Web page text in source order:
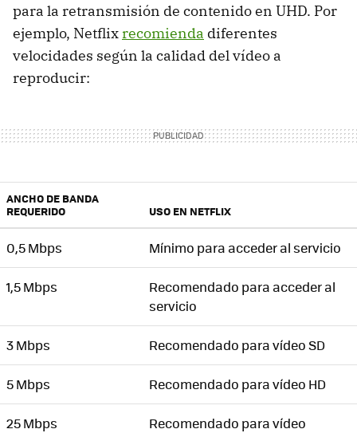
para la retransmisión de contenido en UHD. Por
ejemplo, Netflixrecomienda diferentes
velocidades según la calidad del vídeo a
reproducir:
ANCHO DE BANDA
REQUERIDO
USO EN NETFLIX
0,5 Mbps Mínimo para acceder al servicio
1,5 Mbps
Recomendado para acceder al
servicio
3 Mbps Recomendado para vídeo SD
5 Mbps Recomendado para vídeo HD
25 Mbps
Recomendado para vídeo